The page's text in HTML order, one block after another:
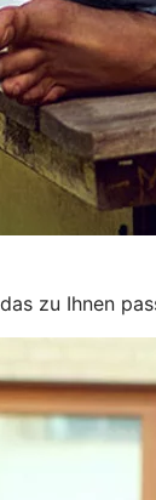
zu Ihnen